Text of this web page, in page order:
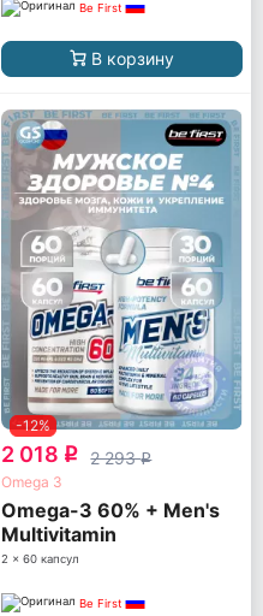
Be First
В корзину
-12%
2 018 q 2 293q
Omega 3
Omega-3 60% + Men's
Multivitamin
2 x 60 капсул
Be First